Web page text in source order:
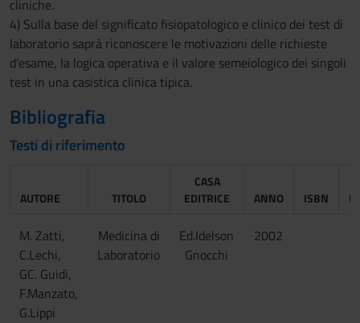
cliniche.
4) Sulla base del significato fisiopatologico e clinico dei test di
laboratorio saprà riconoscere le motivazioni delle richieste
d’esame, la logica operativa e il valore semeiologico dei singoli
test in una casistica clinica tipica.
Bibliografia
Testi di riferimento
AUTORE TITOLO
CASA
EDITRICE
ANNO ISBN
M. Zatti,
C.Lechi,
GC. Guidi,
F.Manzato,
G.Lippi
Medicina di
Laboratorio
Ed.Idelson
Gnocchi
2002